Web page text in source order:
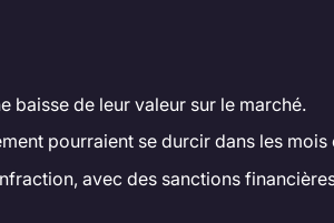
baisse de leur valeur sur le marché.
pourraient se durcir dans les mois
avec des sanctions